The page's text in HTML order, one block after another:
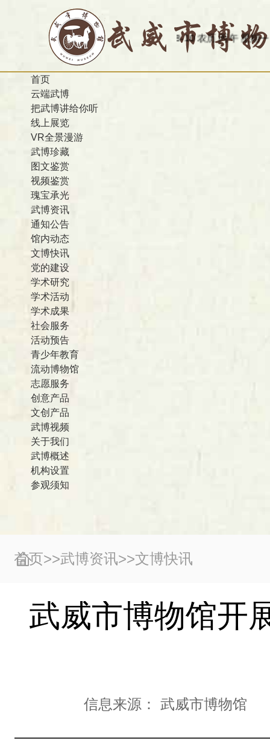
今天是：2026-08-10 农历 丙午 星期一欢迎访
首页
云端武博
把武博讲给你听
线上展览
VR全景漫游
武博珍藏
图文鉴赏
视频鉴赏
瑰宝承光
武博资讯
通知公告
馆内动态
文博快讯
党的建设
学术研究
学术活动
学术成果
社会服务
活动预告
青少年教育
流动博物馆
志愿服务
创意产品
文创产品
武博视频
关于我们
武博概述
机构设置
参观须知
首页>>武博资讯>>文博快讯
武威市博物馆开
信息来源：武威市博物馆